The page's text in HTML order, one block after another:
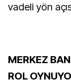
vadeli yön
MERKEZ
ROL